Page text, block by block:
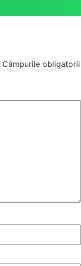
Câmpurile obligatorii